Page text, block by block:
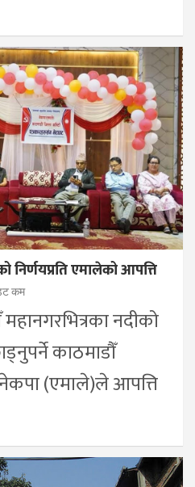
निर्णयप्रति एमालेको आपत्ति
कम
नदीको
काठमाडौँ
(एमाले)ले आपत्ति